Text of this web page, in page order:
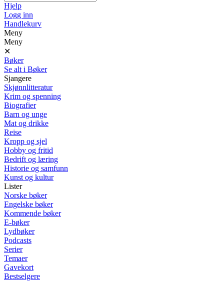
Hjelp
Logg inn
Handlekurv
Meny
Meny
✕
Bøker
Se alt i Bøker
Sjangere
Skjønnlitteratur
Krim og spenning
Biografier
Barn og unge
Mat og drikke
Reise
Kropp og sjel
Hobby og fritid
Bedrift og læring
Historie og samfunn
Kunst og kultur
Lister
Norske bøker
Engelske bøker
Kommende bøker
E-bøker
Lydbøker
Podcasts
Serier
Temaer
Gavekort
Bestselgere